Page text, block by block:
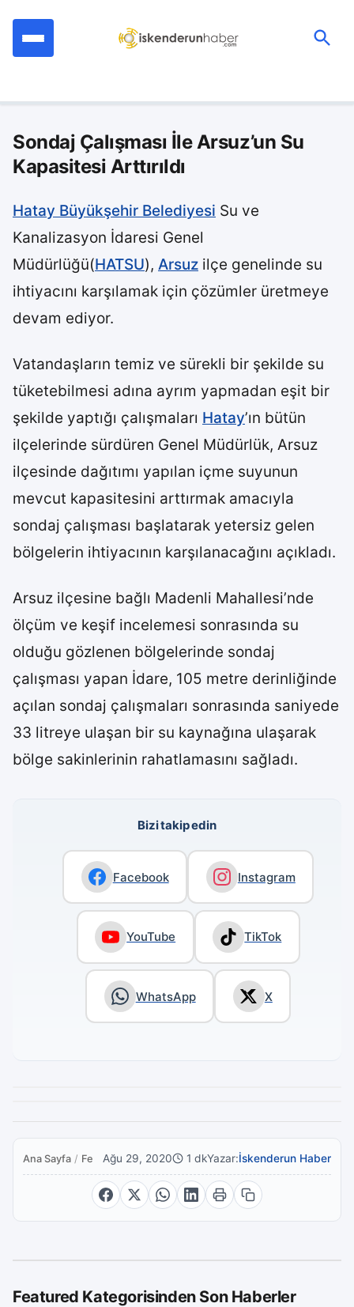
Sondaj Çalışması İle Arsuz’un Su
Kapasitesi Arttırıldı
Hatay Büyükşehir Belediyesi Su ve
Kanalizasyon İdaresi Genel
Müdürlüğü(HATSU), Arsuz ilçe genelinde su
ihtiyacını karşılamak için çözümler üretmeye
devam ediyor.
Vatandaşların temiz ve sürekli bir şekilde su
tüketebilmesi adına ayrım yapmadan eşit bir
şekilde yaptığı çalışmaları Hatay’ın bütün
ilçelerinde sürdüren Genel Müdürlük, Arsuz
ilçesinde dağıtımı yapılan içme suyunun
mevcut kapasitesini arttırmak amacıyla
sondaj çalışması başlatarak yetersiz gelen
bölgelerin ihtiyacının karşılanacağını açıkladı.
Arsuz ilçesine bağlı Madenli Mahallesi’nde
ölçüm ve keşif incelemesi sonrasında su
olduğu gözlenen bölgelerinde sondaj
çalışması yapan İdare, 105 metre derinliğinde
açılan sondaj çalışmaları sonrasında saniyede
33 litreye ulaşan bir su kaynağına ulaşarak
bölge sakinlerinin rahatlamasını sağladı.
Bizi takip edin
Facebook Instagram
YouTube TikTok
WhatsApp X
Ana Sayfa / FeaturedAğu 29, 2020 1 dkYazar:İskenderun Haber
Featured Kategorisinden Son Haberler